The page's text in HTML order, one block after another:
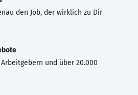
den Job, der wirklich zu Dir
und über 20.000